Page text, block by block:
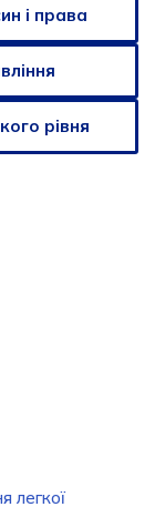
і права
рівня
легкої